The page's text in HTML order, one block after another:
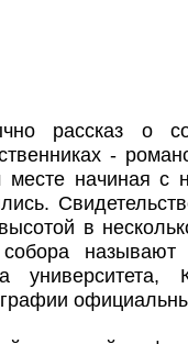
рассказ о
-
месте начиная с
в
собора